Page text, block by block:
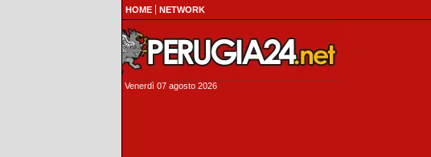
HOME NETWORK
Venerdì 07 agosto 2026